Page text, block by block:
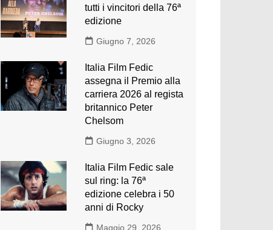
tutti i vincitori della 76ª
edizione
Giugno 7, 2026
Italia Film Fedic
assegna il Premio alla
carriera 2026 al regista
britannico Peter
Chelsom
Giugno 3, 2026
Italia Film Fedic sale
sul ring: la 76ª
edizione celebra i 50
anni di Rocky
Maggio 29, 2026